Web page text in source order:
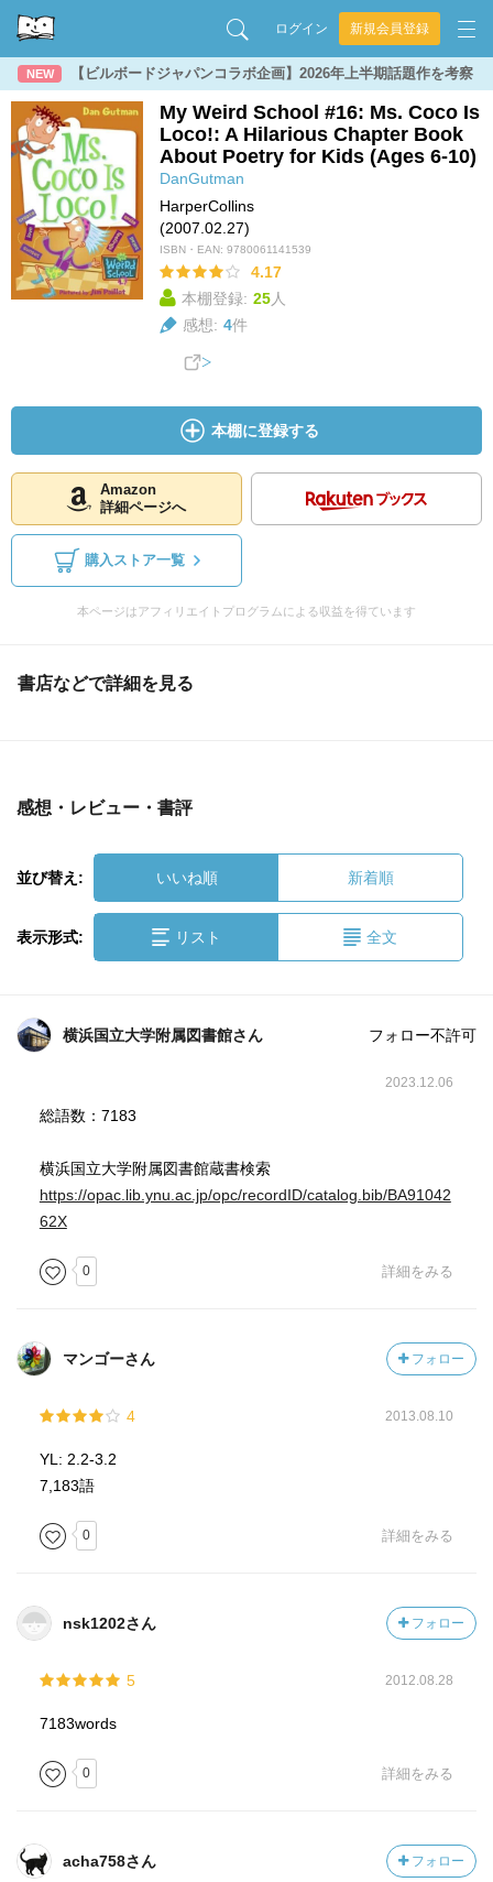
ログイン 新規会員登録
NEW 【ビルボードジャパンコラボ企画】2026年上半期話題作を考察
My Weird School #16: Ms. Coco Is
Loco!: A Hilarious Chapter Book
About Poetry for Kids (Ages 6-10)
DanGutman
HarperCollins
(2007.02.27)
ISBN・EAN: 9780061141539
4.17
本棚登録: 25人
感想: 4件
本棚に登録する
Amazon
詳細ページへ
購入ストア一覧
本ページはアフィリエイトプログラムによる収益を得ています
書店などで詳細を見る
感想・レビュー・書評
並び替え: いいね順 新着順
表示形式: リスト 全文
横浜国立大学附属図書館さん フォロー不許可
2023.12.06
総語数：7183
横浜国立大学附属図書館蔵書検索
https://opac.lib.ynu.ac.jp/opc/recordID/catalog.bib/BA91042
62X
0 詳細をみる
マンゴーさん フォロー
4 2013.08.10
YL: 2.2-3.2
7,183語
0 詳細をみる
nsk1202さん フォロー
5 2012.08.28
7183words
0 詳細をみる
acha758さん フォロー